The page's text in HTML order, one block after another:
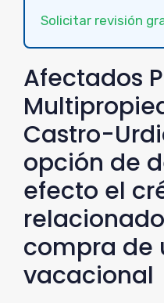
Solicitar revisión
Afectados
Castro-
opción de
efecto el
compra de
vacacional